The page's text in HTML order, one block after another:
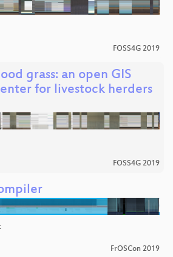
FOSS4G 2019
grass: an open GIS
for livestock herders
FOSS4G 2019
FrOSCon 2019